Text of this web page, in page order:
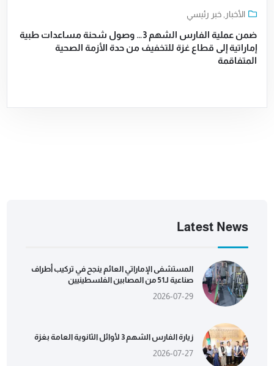
الأخبار ,خبر رئيسي
ضمن عملية الفارس الشهم 3… وصول شحنة مساعدات طبية
إماراتية إلى قطاع غزة للتخفيف من حدة الأزمة الصحية
المتفاقمة
Latest News
المستشفى الإماراتي العائم ينجح في تركيب أطراف
صناعية لـ51 من المصابين الفلسطينيين
2026-07-29
زيارة الفارس الشهم 3 لأوائل الثانوية العامة بغزة
2026-07-27